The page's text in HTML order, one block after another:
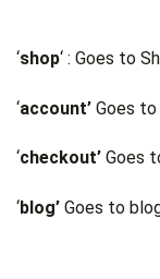
‘shop‘ : Goes to
‘account’ Goes
‘checkout’ Goes
‘blog’ Goes to